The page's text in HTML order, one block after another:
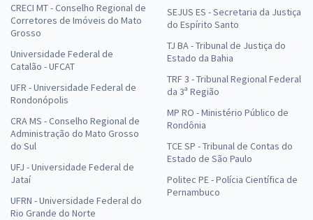
CRECI MT - Conselho Regional de
Corretores de Imóveis do Mato
Grosso
Universidade Federal de
Catalão - UFCAT
UFR - Universidade Federal de
Rondonópolis
CRA MS - Conselho Regional de
Administração do Mato Grosso
do Sul
UFJ - Universidade Federal de
Jataí
UFRN - Universidade Federal do
Rio Grande do Norte
SEJUS ES - Secretaria da Justiça
do Espírito Santo
TJ BA - Tribunal de Justiça do
Estado da Bahia
TRF 3 - Tribunal Regional Federal
da 3ª Região
MP RO - Ministério Público de
Rondônia
TCE SP - Tribunal de Contas do
Estado de São Paulo
Politec PE - Polícia Científica de
Pernambuco